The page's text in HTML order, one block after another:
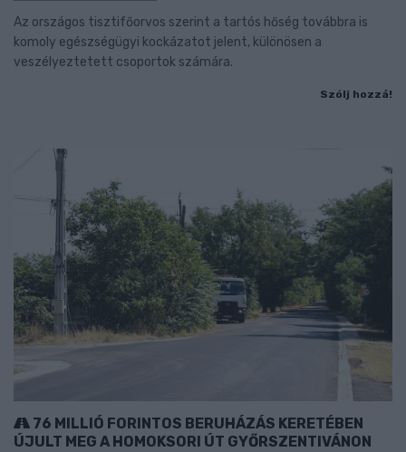
Az országos tisztifőorvos szerint a tartós hőség továbbra is
komoly egészségügyi kockázatot jelent, különösen a
veszélyeztetett csoportok számára.
Szólj hozzá!
76 MILLIÓ FORINTOS BERUHÁZÁS KERETÉBEN
ÚJULT MEG A HOMOKSORI ÚT GYŐRSZENTIVÁNON